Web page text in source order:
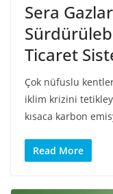
Sera
Ticaret
Çok nüfuslu
iklim krizini
kısaca karbon
Read More